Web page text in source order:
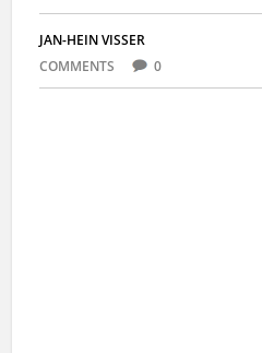
JAN-HEIN VISSER
COMMENTS
0